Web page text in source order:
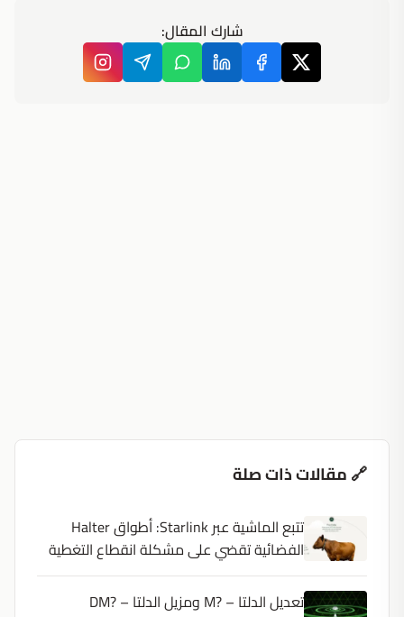
شارك المقال:
🔗 مقالات ذات صلة
تتبع الماشية عبر Starlink: أطواق Halter
الفضائية تقضي على مشكلة انقطاع التغطية
تعديل الدلتا – ?M ومزيل الدلتا – ?DM